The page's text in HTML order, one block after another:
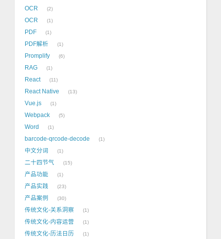
OCR 2
OCR 1
PDF 1
PDF解析 1
Promplify 6
RAG 1
React 11
React Native 13
Vue.js 1
Webpack 5
Word 1
barcode-qrcode-decode 1
中文分词 1
二十四节气 15
产品功能 1
产品实践 23
产品案例 30
传统文化-关系洞察 1
传统文化-内容运营 1
传统文化-历法日历 1